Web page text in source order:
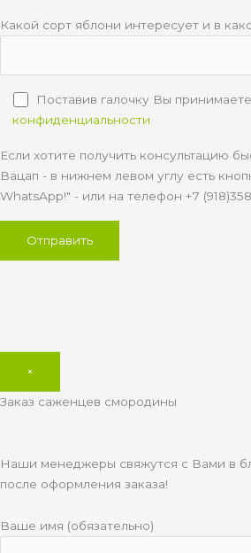
Какой сорт яблони интересует и в
Поставив галочку Вы
конфиденциальности
Если хотите получить консультацию
Вацап - в нижнем левом углу есть
WhatsApp!" - или на телефон +7
×
Заказ саженцев смородины
Наши менеджеры свяжутся с Вами в
после оформления заказа!
Ваше имя (обязательно)